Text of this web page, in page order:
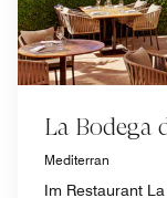
La Bodega
Mediterran
Im Restaurant